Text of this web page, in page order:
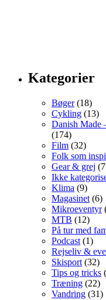
Kategorier
Bøger(18)
Cykling (13)
Danish Made
(174)
Film (32)
Folk som
Gear & grej
Ikke
Klima (9)
Magasinet (6)
Mikroeventyr
MTB (12)
På tur med
Podcast (1)
Rejseliv &
Skisport (32)
Tips og tricks
Træning (22)
Vandring (31)